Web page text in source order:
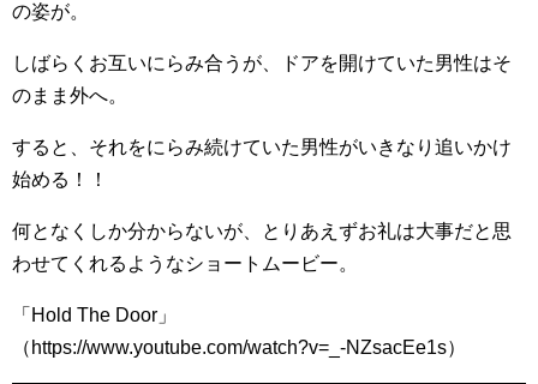
の姿が。
しばらくお互いにらみ合うが、ドアを開けていた男性はそ
のまま外へ。
すると、それをにらみ続けていた男性がいきなり追いかけ
始める！！
何となくしか分からないが、とりあえずお礼は大事だと思
わせてくれるようなショートムービー。
「Hold The Door」
（https://www.youtube.com/watch?v=_-NZsacEe1s）